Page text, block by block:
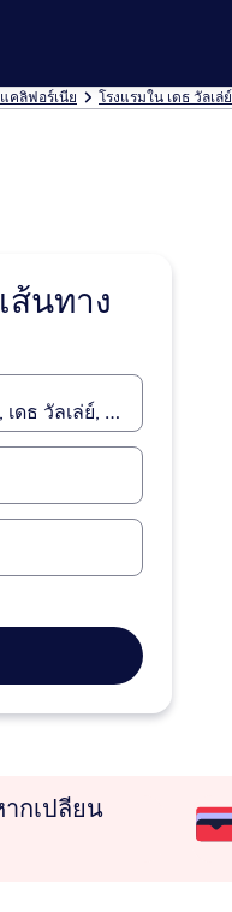
คลิฟอร์เนีย โรงแรมใน เดธ วัลเล่ย์
ส้นทาง
กเปลี่ยน